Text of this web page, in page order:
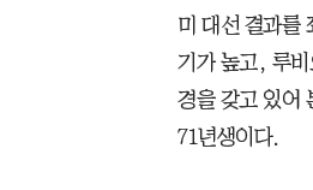
미 대선 결과를
기가 높고, 루비
경을 갖고 있어
71년생이다.